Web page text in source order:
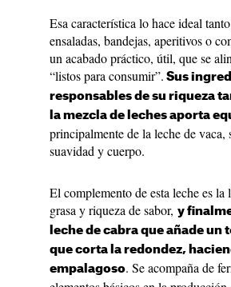
Esa característica lo hace ideal
ensaladas, bandejas, aperitivos o
un acabado práctico, útil, que se
“listos para consumir”. Sus
responsables de su riqueza
la mezcla de leches aporta
principalmente de la leche de vaca,
suavidad y cuerpo.
El complemento de esta leche es
grasa y riqueza de sabor, y
leche de cabra que añade
que corta la redondez,
empalagoso. Se acompaña de